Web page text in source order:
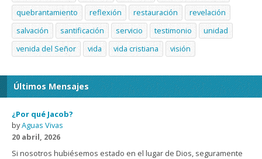
quebrantamiento
reflexión restauración
revelación
salvación
santificación servicio testimonio
unidad
venida del Señor
vida vida cristiana visión
Últimos Mensajes
¿Por qué Jacob?
byAguas Vivas
20 abril, 2026
Si nosotros hubiésemos estado en el lugar de Dios, seguramente